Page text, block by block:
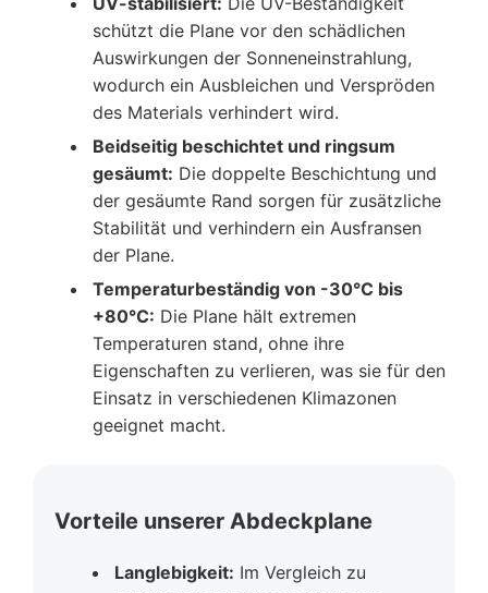
schützt die Plane vor den schädlichen
Auswirkungen der Sonneneinstrahlung,
wodurch ein Ausbleichen und Verspröden
des Materials verhindert wird.
Beidseitig beschichtet und ringsum
gesäumt: Die doppelte Beschichtung und
der gesäumte Rand sorgen für zusätzliche
Stabilität und verhindern ein Ausfransen
der Plane.
Temperaturbeständig von -30°C bis
+80°C: Die Plane hält extremen
Temperaturen stand, ohne ihre
Eigenschaften zu verlieren, was sie für den
Einsatz in verschiedenen Klimazonen
geeignet macht.
Vorteile unserer Abdeckplane
Langlebigkeit: Im Vergleich zu